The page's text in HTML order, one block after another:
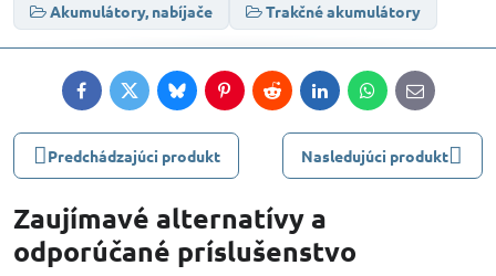
Akumulátory, nabíjače
Trakčné akumulátory
FacebookTwitterBlueskyPinterestRedditLinkedInWhatsApp
E-
mail
Predchádzajúci produkt Nasledujúci produkt
Zaujímavé alternatívy a
odporúčané príslušenstvo